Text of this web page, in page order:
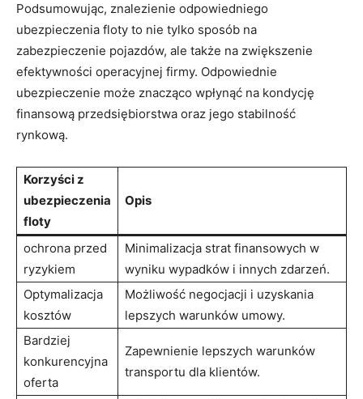
Podsumowując, znalezienie odpowiedniego
ubezpieczenia floty to nie tylko sposób na
zabezpieczenie pojazdów, ale także na zwiększenie
efektywności operacyjnej firmy. Odpowiednie
ubezpieczenie może znacząco wpłynąć na kondycję
finansową przedsiębiorstwa oraz jego stabilność
rynkową.
Korzyści z
ubezpieczenia
floty
Opis
ochrona przed
ryzykiem
Minimalizacja strat finansowych w
wyniku wypadków i innych zdarzeń.
Optymalizacja
kosztów
Możliwość negocjacji i uzyskania
lepszych warunków umowy.
Bardziej
konkurencyjna
oferta
Zapewnienie lepszych warunków
transportu dla klientów.